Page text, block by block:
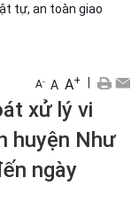
tự, an toàn giao
A- A A+
xử lý vi
huyện Như
ngày